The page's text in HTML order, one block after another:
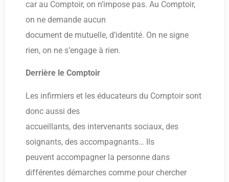
car au Comptoir, on n’impose pas. Au Comptoir,
on ne demande aucun
document de mutuelle, d’identité. On ne signe
rien, on ne s’engage à rien.
Derrière le Comptoir
Les infirmiers et les éducateurs du Comptoir sont
donc aussi des
accueillants, des intervenants sociaux, des
soignants, des accompagnants… Ils
peuvent accompagner la personne dans
différentes démarches comme pour chercher